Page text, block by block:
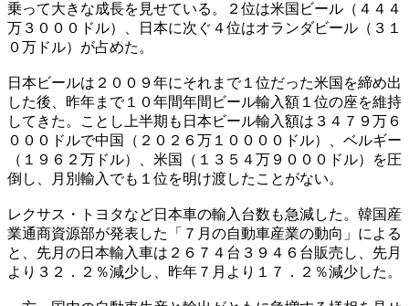
乗って大きな成長を見せている。２位は米国ビール（４４４
万３０００ドル）、日本に次ぐ４位はオランダビール（３１
０万ドル）が占めた。
日本ビールは２００９年にそれまで１位だった米国を締め出
した後、昨年まで１０年間年間ビール輸入額１位の座を維持
してきた。ことし上半期も日本ビール輸入額は３４７９万６
０００ドルで中国（２０２６万１００００ドル）、ベルギー
（１９６２万ドル）、米国（１３５４万９０００ドル）を圧
倒し、月別輸入でも１位を明け渡したことがない。
レクサス・トヨタなど日本車の輸入台数も急減した。韓国産
業通商資源部が発表した「７月の自動車産業の動向」による
と、先月の日本輸入車は２６７４台３９４６台販売し、先月
より３２．２％減少し、昨年７月より１７．２％減少した。